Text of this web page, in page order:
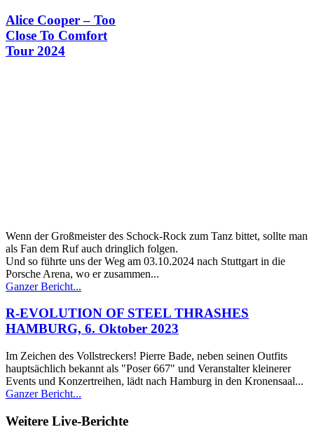
Alice Cooper – Too
Close To Comfort
Tour 2024
Wenn der Großmeister des Schock-Rock zum Tanz bittet, sollte man
als Fan dem Ruf auch dringlich folgen.
Und so führte uns der Weg am 03.10.2024 nach Stuttgart in die
Porsche Arena, wo er zusammen...
Ganzer Bericht...
R-EVOLUTION OF STEEL THRASHES
HAMBURG, 6. Oktober 2023
Im Zeichen des Vollstreckers! Pierre Bade, neben seinen Outfits
hauptsächlich bekannt als "Poser 667" und Veranstalter kleinerer
Events und Konzertreihen, lädt nach Hamburg in den Kronensaal...
Ganzer Bericht...
Weitere Live-Berichte